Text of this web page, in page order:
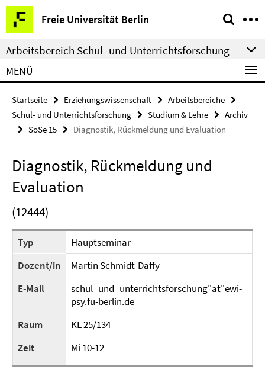
Springe
direkt
zu
Inhalt
Freie Universität Berlin
Service-
Navigation
Arbeitsbereich Schul- und Unterrichtsforschung
MENÜ
Startseite Erziehungswissenschaft
Arbeitsbereiche
Schul- und Unterrichtsforschung
Studium & Lehre
Archiv
SoSe 15
Diagnostik, Rückmeldung und Evaluation
Diagnostik, Rückmeldung und
Evaluation
(12444)
Typ
Hauptseminar
Dozent/in
Martin Schmidt-Daffy
E-Mail
schul_und_unterrichtsforschung"at"ewi-
psy.fu-berlin.de
Raum
KL 25/134
Zeit
Mi 10-12